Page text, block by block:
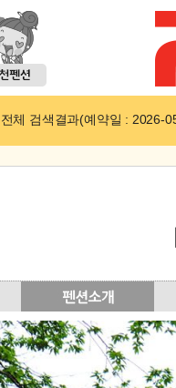
체 검색결과(예약일 : 2026-